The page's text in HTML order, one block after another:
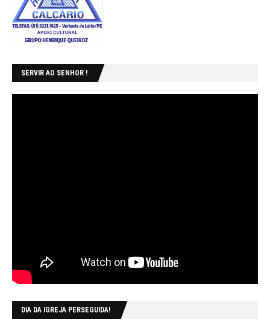
SERVIR AO SENHOR !
DIA DA IGREJA PERSEGUIDA!